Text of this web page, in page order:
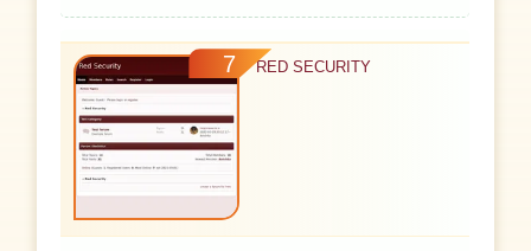
7 RED SECURITY